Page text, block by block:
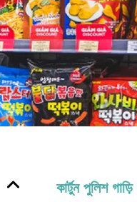
কার্টুন পুলিশ